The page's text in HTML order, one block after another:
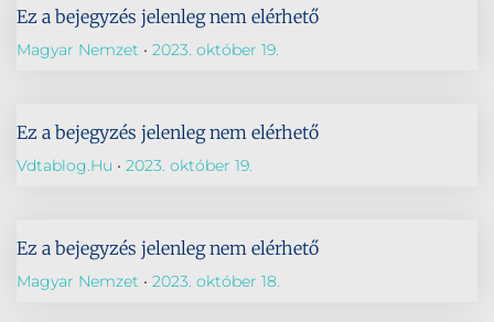
Ez a bejegyzés jelenleg nem elérhető
Magyar Nemzet 2023. október 19.
Ez a bejegyzés jelenleg nem elérhető
Vdtablog.hu 2023. október 19.
Ez a bejegyzés jelenleg nem elérhető
Magyar Nemzet 2023. október 18.